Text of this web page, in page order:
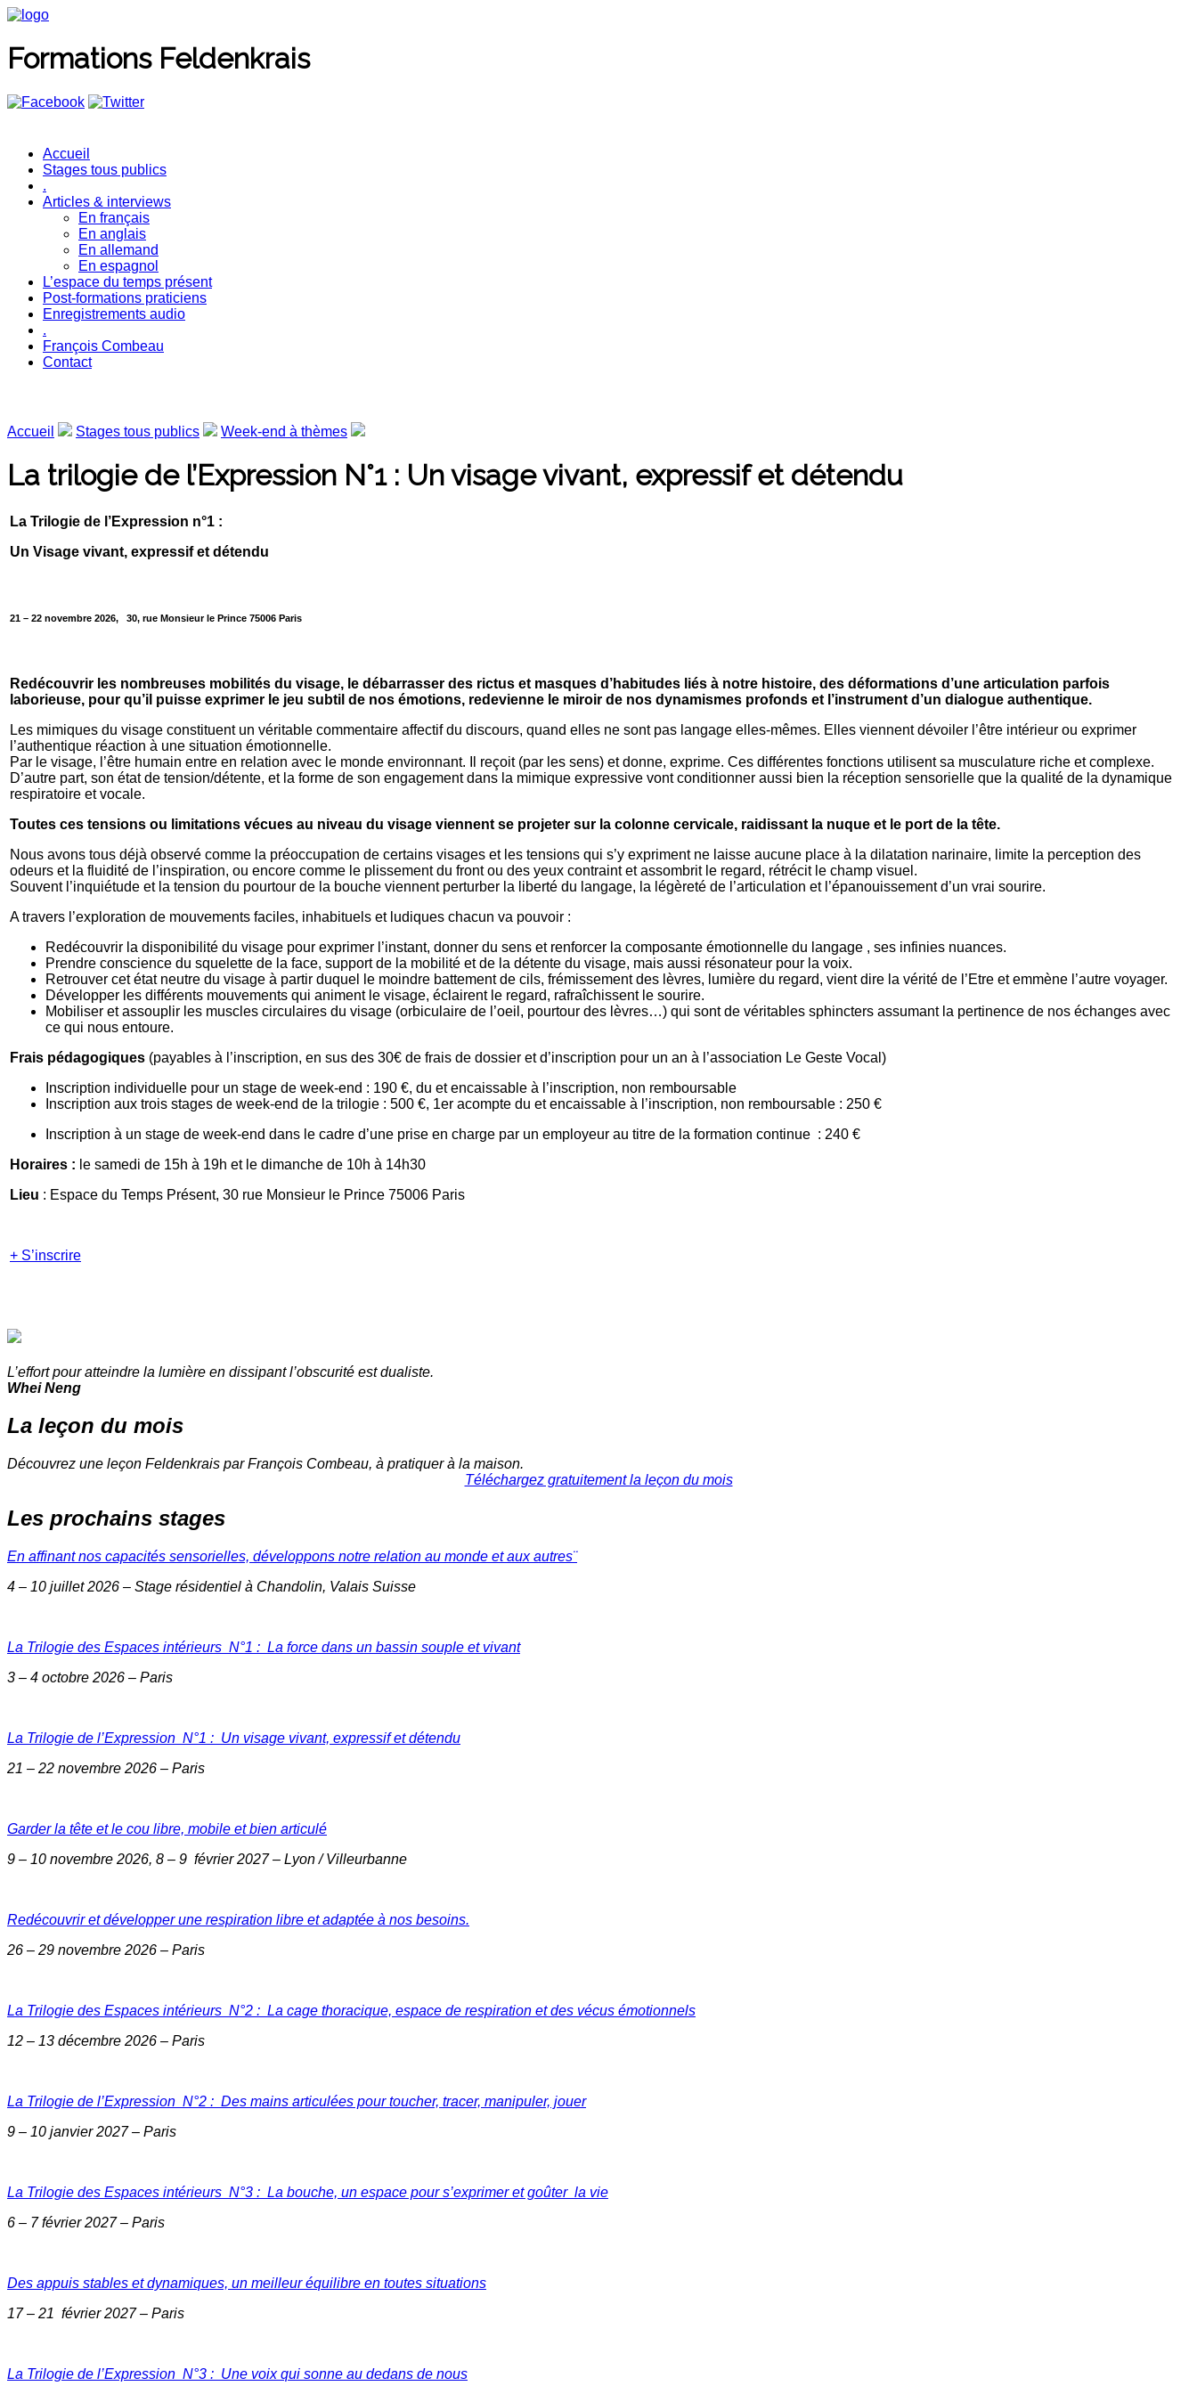
Formations Feldenkrais
Accueil
Stages tous publics
.
Articles & interviews
En français
En anglais
En allemand
En espagnol
L’espace du temps présent
Post-formations praticiens
Enregistrements audio
.
François Combeau
Contact
Accueil Stages tous publics Week-end à thèmes
La trilogie de l’Expression N°1 : Un visage vivant, expressif et détendu
La Trilogie de l’Expression n°1 :
Un Visage vivant, expressif et détendu
21 – 22 novembre 2026, 30, rue Monsieur le Prince 75006 Paris
Redécouvrir les nombreuses mobilités du visage, le débarrasser des rictus et masques d’habitudes liés à notre histoire, des déformations d’une articulation parfois
laborieuse, pour qu’il puisse exprimer le jeu subtil de nos émotions, redevienne le miroir de nos dynamismes profonds et l’instrument d’un dialogue authentique.
Les mimiques du visage constituent un véritable commentaire affectif du discours, quand elles ne sont pas langage elles-mêmes. Elles viennent dévoiler l’être intérieur ou exprimer
l’authentique réaction à une situation émotionnelle.
Par le visage, l’être humain entre en relation avec le monde environnant. Il reçoit (par les sens) et donne, exprime. Ces différentes fonctions utilisent sa musculature riche et complexe.
D’autre part, son état de tension/détente, et la forme de son engagement dans la mimique expressive vont conditionner aussi bien la réception sensorielle que la qualité de la dynamique
respiratoire et vocale.
Toutes ces tensions ou limitations vécues au niveau du visage viennent se projeter sur la colonne cervicale, raidissant la nuque et le port de la tête.
Nous avons tous déjà observé comme la préoccupation de certains visages et les tensions qui s’y expriment ne laisse aucune place à la dilatation narinaire, limite la perception des
odeurs et la fluidité de l’inspiration, ou encore comme le plissement du front ou des yeux contraint et assombrit le regard, rétrécit le champ visuel.
Souvent l’inquiétude et la tension du pourtour de la bouche viennent perturber la liberté du langage, la légèreté de l’articulation et l’épanouissement d’un vrai sourire.
A travers l’exploration de mouvements faciles, inhabituels et ludiques chacun va pouvoir :
Redécouvrir la disponibilité du visage pour exprimer l’instant, donner du sens et renforcer la composante émotionnelle du langage , ses infinies nuances.
Prendre conscience du squelette de la face, support de la mobilité et de la détente du visage, mais aussi résonateur pour la voix.
Retrouver cet état neutre du visage à partir duquel le moindre battement de cils, frémissement des lèvres, lumière du regard, vient dire la vérité de l’Etre et emmène l’autre voyager.
Développer les différents mouvements qui animent le visage, éclairent le regard, rafraîchissent le sourire.
Mobiliser et assouplir les muscles circulaires du visage (orbiculaire de l’oeil, pourtour des lèvres…) qui sont de véritables sphincters assumant la pertinence de nos échanges avec
ce qui nous entoure.
Frais pédagogiques (payables à l’inscription, en sus des 30€ de frais de dossier et d’inscription pour un an à l’association Le Geste Vocal)
Inscription individuelle pour un stage de week-end : 190 €, du et encaissable à l’inscription, non remboursable
Inscription aux trois stages de week-end de la trilogie : 500 €, 1er acompte du et encaissable à l’inscription, non remboursable : 250 €
Inscription à un stage de week-end dans le cadre d’une prise en charge par un employeur au titre de la formation continue : 240 €
Horaires : le samedi de 15h à 19h et le dimanche de 10h à 14h30
Lieu : Espace du Temps Présent, 30 rue Monsieur le Prince 75006 Paris
+ S’inscrire
L’effort pour atteindre la lumière en dissipant l’obscurité est dualiste.
Whei Neng
La leçon du mois
Découvrez une leçon Feldenkrais par François Combeau, à pratiquer à la maison.
Téléchargez gratuitement la leçon du mois
Les prochains stages
En affinant nos capacités sensorielles, développons notre relation au monde et aux autres¨
4 – 10 juillet 2026 – Stage résidentiel à Chandolin, Valais Suisse
La Trilogie des Espaces intérieurs N°1 : La force dans un bassin souple et vivant
3 – 4 octobre 2026 – Paris
La Trilogie de l’Expression N°1 : Un visage vivant, expressif et détendu
21 – 22 novembre 2026 – Paris
Garder la tête et le cou libre, mobile et bien articulé
9 – 10 novembre 2026, 8 – 9 février 2027 – Lyon / Villeurbanne
Redécouvrir et développer une respiration libre et adaptée à nos besoins.
26 – 29 novembre 2026 – Paris
La Trilogie des Espaces intérieurs N°2 : La cage thoracique, espace de respiration et des vécus émotionnels
12 – 13 décembre 2026 – Paris
La Trilogie de l’Expression N°2 : Des mains articulées pour toucher, tracer, manipuler, jouer
9 – 10 janvier 2027 – Paris
La Trilogie des Espaces intérieurs N°3 : La bouche, un espace pour s’exprimer et goûter la vie
6 – 7 février 2027 – Paris
Des appuis stables et dynamiques, un meilleur équilibre en toutes situations
17 – 21 février 2027 – Paris
La Trilogie de l’Expression N°3 : Une voix qui sonne au dedans de nous